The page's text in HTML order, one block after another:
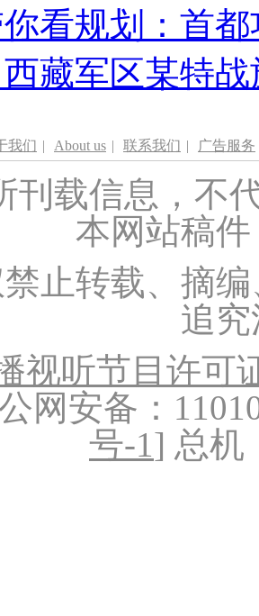
看规划：首
藏军区某特
我们 | About us | 联系我们 | 广告服务
刊载信息，不
本网站稿
止转载、摘
追
视听节目许可
网安备：
号-1] 总机